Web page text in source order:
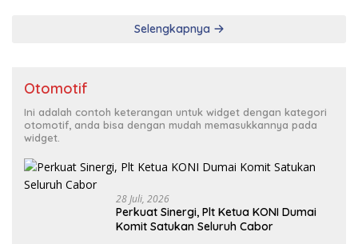
Selengkapnya
Otomotif
Ini adalah contoh keterangan untuk widget dengan kategori
otomotif, anda bisa dengan mudah memasukkannya pada
widget.
28 Juli, 2026
Perkuat Sinergi, Plt Ketua KONI Dumai
Komit Satukan Seluruh Cabor